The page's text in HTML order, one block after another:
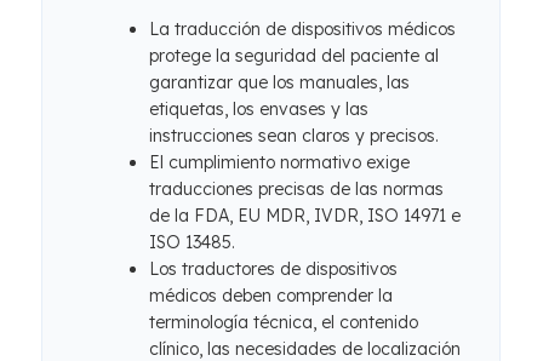
La traducción de dispositivos médicos
protege la seguridad del paciente al
garantizar que los manuales, las
etiquetas, los envases y las
instrucciones sean claros y precisos.
El cumplimiento normativo exige
traducciones precisas de las normas
de la FDA, EU MDR, IVDR, ISO 14971 e
ISO 13485.
Los traductores de dispositivos
médicos deben comprender la
terminología técnica, el contenido
clínico, las necesidades de localización